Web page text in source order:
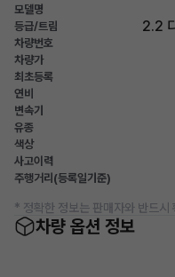
모델명
등급/트림 2.2
차량번호
차량가
최초등록
연비
변속기
유종
색상
사고이력
주행거리(등록일기준)
* 정확한 정보는 판매자와 반드시
차량 옵션 정보